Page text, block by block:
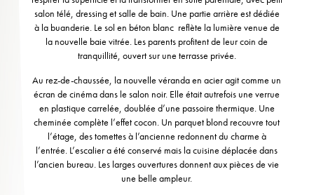
salon télé, dressing et salle de bain. Une partie arrière est dédiée
à la buanderie. Le sol en béton blanc reflète la lumière venue de
la nouvelle baie vitrée. Les parents profitent de leur coin de
tranquillité, ouvert sur une terrasse privée.
Au rez-de-chaussée, la nouvelle véranda en acier agit comme un
écran de cinéma dans le salon noir. Elle était autrefois une verrue
en plastique carrelée, doublée d’une passoire thermique. Une
cheminée complète l’effet cocon. Un parquet blond recouvre tout
l’étage, des tomettes à l’ancienne redonnent du charme à
l’entrée. L’escalier a été conservé mais la cuisine déplacée dans
l’ancien bureau. Les larges ouvertures donnent aux pièces de vie
une belle ampleur.